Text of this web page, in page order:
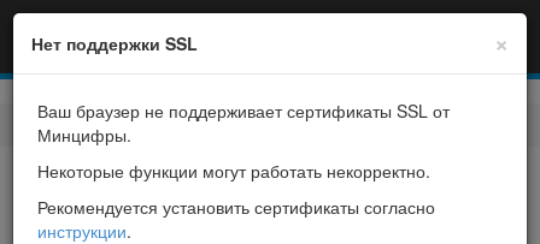
Фильмы> Робоняня
Робоняня
Нет поддержки SSL ×
Ваш браузер не поддерживает сертификаты SSL от
Минцифры.
Некоторые функции могут работать некорректно.
Рекомендуется установить сертификаты согласно
инструкции.